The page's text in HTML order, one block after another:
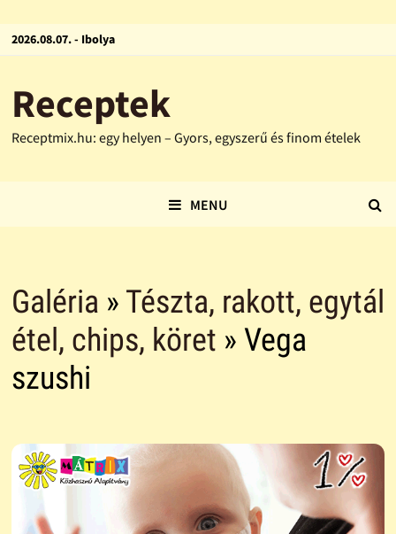
2026.08.07. - Ibolya
Receptek
Receptmix.hu: egy helyen – Gyors, egyszerű és finom ételek
MENU
Galéria » Tészta, rakott, egytál
étel, chips, köret » Vega
szushi